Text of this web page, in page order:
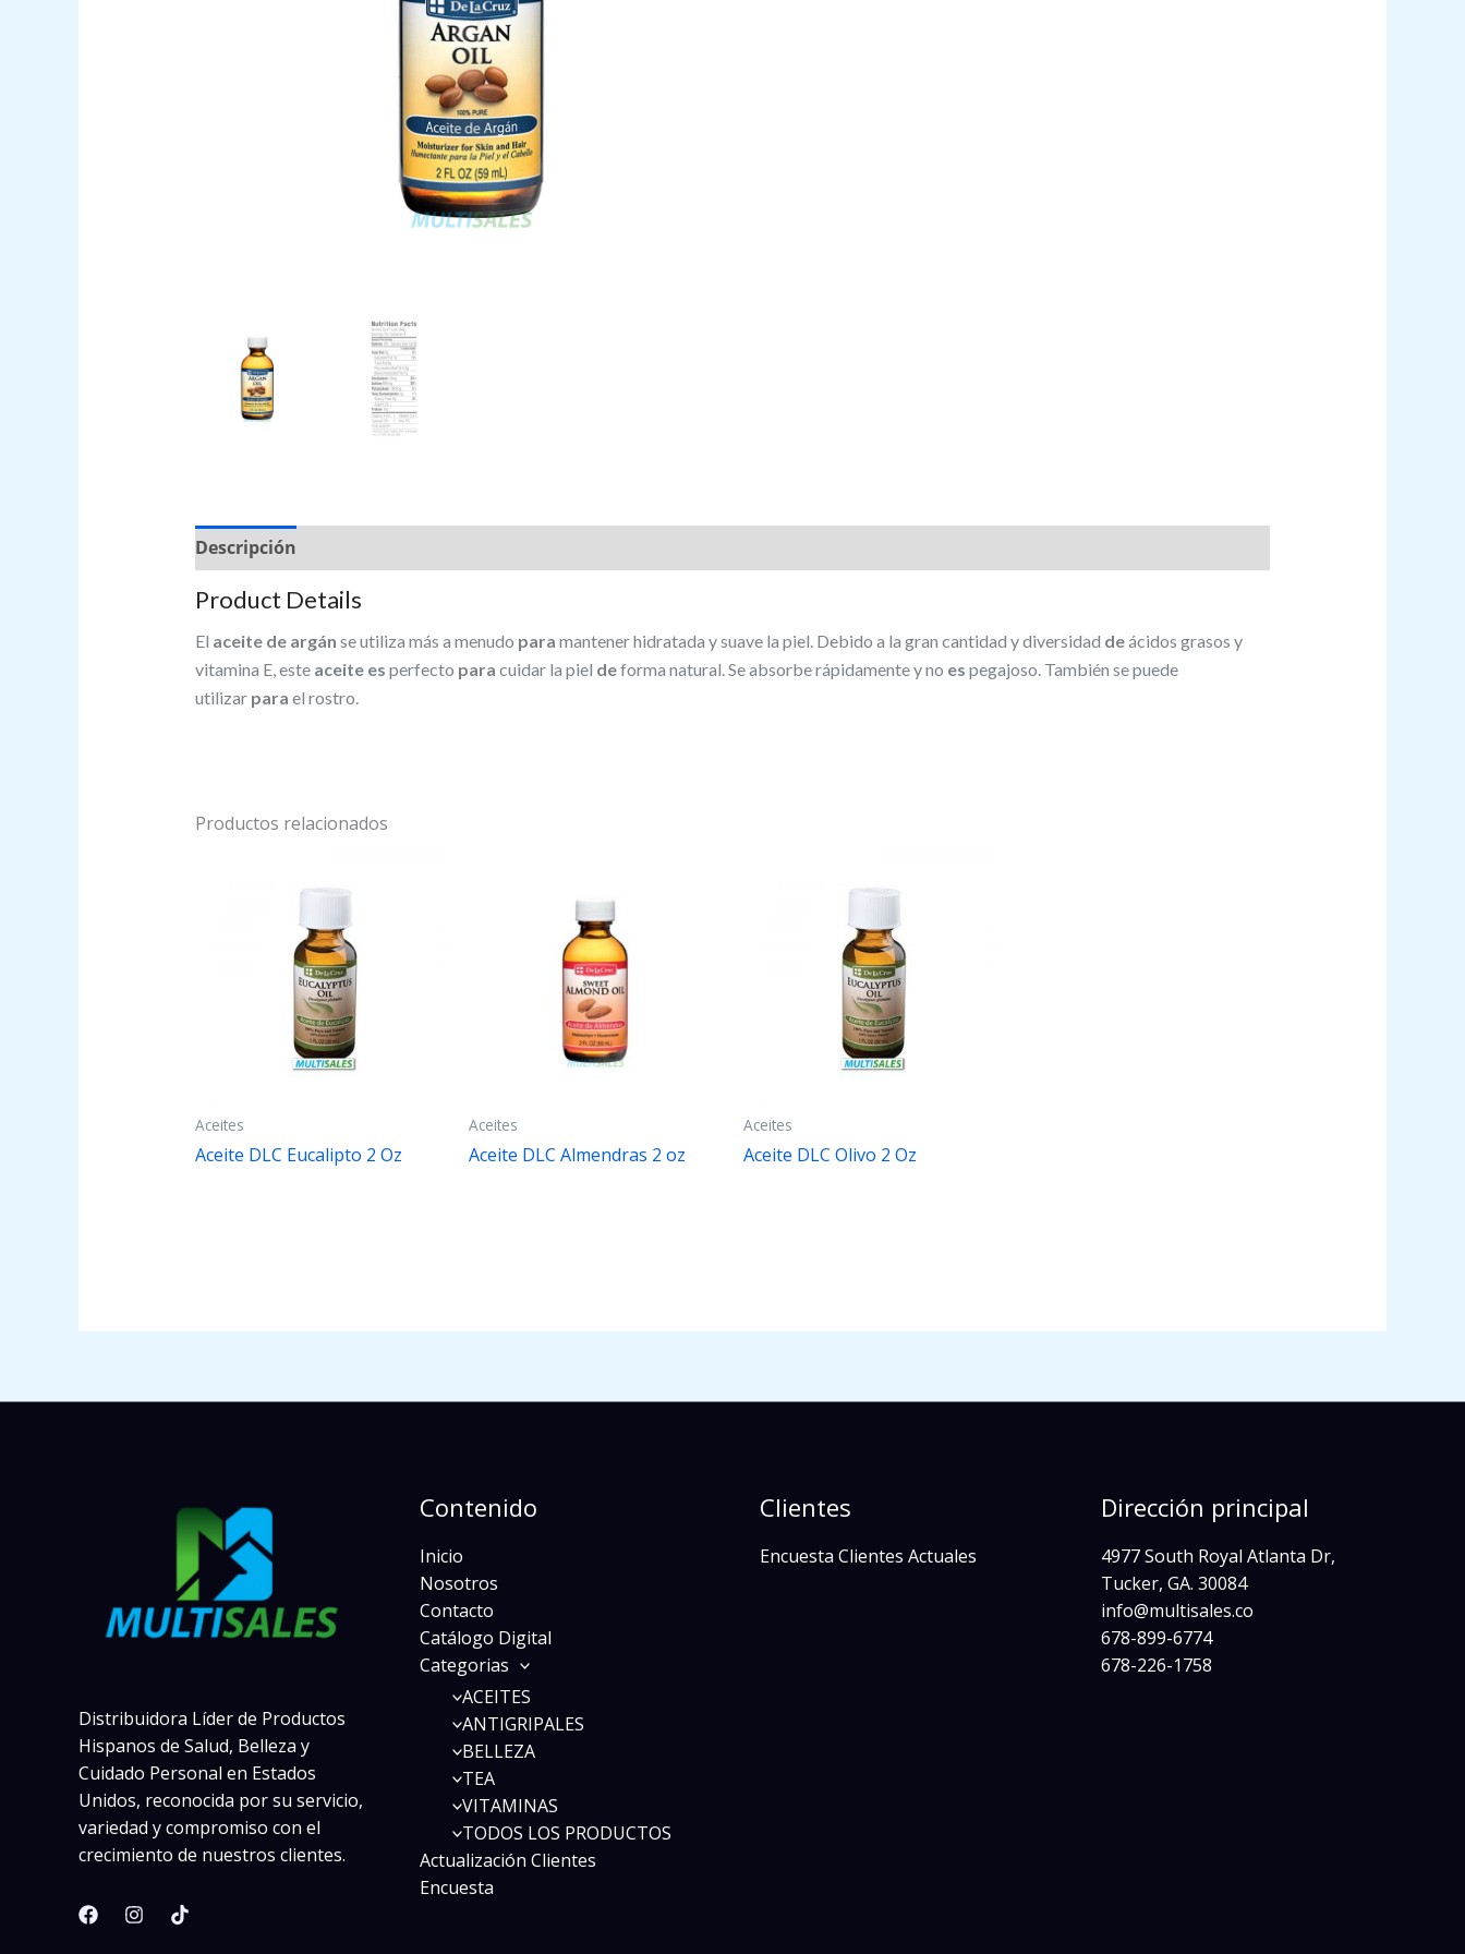
Descripción
Product Details
El aceite de argán se utiliza más a menudo para mantener hidratada y suave la piel. Debido a la gran cantidad y diversidad deácidos grasos y
vitamina E, este aceite es perfecto para cuidar la piel deforma natural. Se absorbe rápidamente y no es pegajoso. También se puede
utilizar para el rostro.
Productos relacionados
Aceites
Aceite DLC Eucalipto 2 Oz
Aceites
Aceite DLC Almendras 2 oz
Aceites
Aceite DLC Olivo 2 Oz
Distribuidora Líder de Productos
Hispanos de Salud, Belleza y
Cuidado Personal en Estados
Unidos, reconocida por su servicio,
variedad y compromiso con el
crecimiento de nuestros clientes.
Contenido
Inicio
Nosotros
Contacto
Catálogo Digital
Categorias
ACEITES
ANTIGRIPALES
BELLEZA
TEA
VITAMINAS
TODOS LOS PRODUCTOS
Actualización Clientes
Encuesta
Clientes
Encuesta Clientes Actuales
Dirección principal
4977 South Royal Atlanta Dr,
Tucker, GA. 30084
info@multisales.co​
678-899-6774
678-226-1758